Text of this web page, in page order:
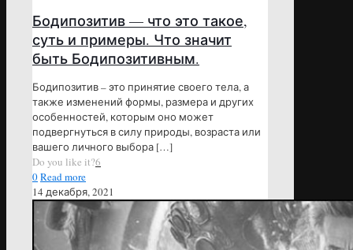
Бодипозитив — что это такое,
суть и примеры. Что значит
быть Бодипозитивным.
Бодипозитив – это принятие своего тела, а
также изменений формы, размера и других
особенностей, которым оно может
подвергнуться в силу природы, возраста или
вашего личного выбора […]
Do you like it?6
0Read more
14 декабря, 2021